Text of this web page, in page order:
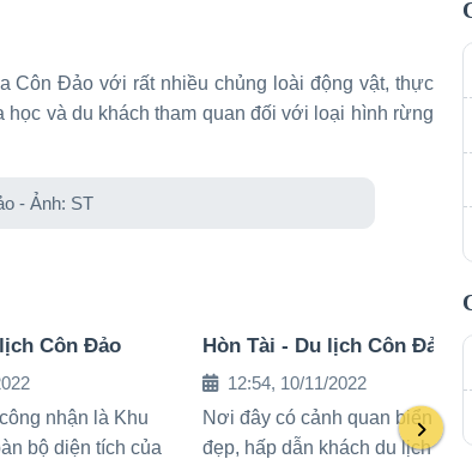
Côn Đảo với rất nhiều chủng loài động vật, thực
và du khách tham quan đối với loại hình rừng
- Ảnh: ST
Côn Đảo
nhận là Khu
bộ diện tích của
Hòn Tài - Du lịch Côn Đảo
12:54, 10/11/2022
Nơi đây có cảnh quan biển đảo
đẹp, hấp dẫn khách du lịch đến